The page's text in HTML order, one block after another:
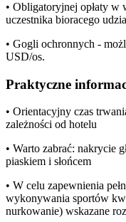
• Obligatoryjnej opłaty w
uczestnika bioracego
• Gogli ochronnych -
USD/os.
Praktyczne
• Orientacyjny czas
zależności od hotelu
• Warto zabrać: nakrycie
piaskiem i słońcem
• W celu zapewnienia
wykonywania sportów
nurkowanie) wskazane